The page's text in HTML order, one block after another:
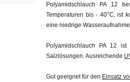
Polyamidschlauch PA 12
Temperaturen bis - 40°C, ist
eine niedrige
Polyamidschlauch PA 12
Salzlösungen. Ausreichende
Gut geeignet für den Einsatz